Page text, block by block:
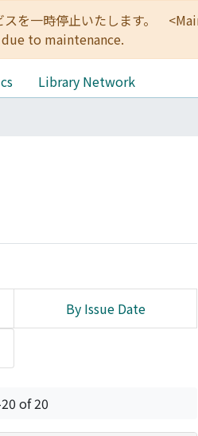
スを一時停止いたします。
to maintenance.
Library Network
By Issue Date
of 20